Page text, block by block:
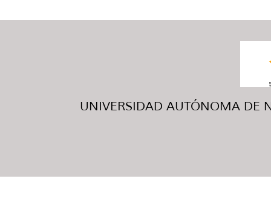
UNIVERSIDAD AUTÓNOMA DE